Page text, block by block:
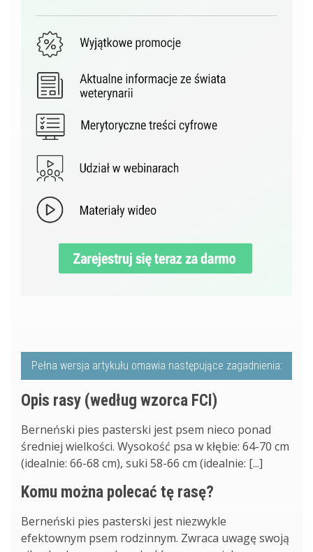
Pełna wersja artykułu omawia następujące zagadnienia:
Opis rasy (według wzorca FCI)
Berneński pies pasterski jest psem nieco ponad
średniej wielkości. Wysokość psa w kłębie: 64-70 cm
(idealnie: 66-68 cm), suki 58-66 cm (idealnie: [...]
Komu można polecać tę rasę?
Berneński pies pasterski jest niezwykle
efektownym psem rodzinnym. Zwraca uwagę swoją